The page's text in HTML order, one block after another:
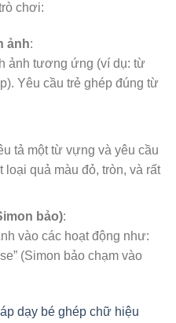
chơi:
ảnh:
ảnh tương ứng (ví dụ: từ
Yêu cầu trẻ ghép đúng từ
tả một từ vựng và yêu cầu
loại quả màu đỏ, tròn, và rất
bảo):
vào các hoạt động như:
(Simon bảo chạm vào
dạy bé ghép chữ hiệu